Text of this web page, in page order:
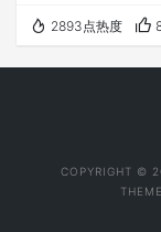
的，是不会软弱
弱的人，而是会
还是不会破。 反
2893点热度
COPYRIGHT ©
THEME